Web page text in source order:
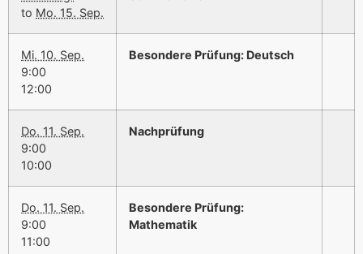
to Mo. 15. Sep.
Mi. 10. Sep.
9:00
12:00
Besondere Prüfung: Deutsch
Do. 11. Sep.
9:00
10:00
Nachprüfung
Do. 11. Sep.
9:00
11:00
Besondere Prüfung:
Mathematik